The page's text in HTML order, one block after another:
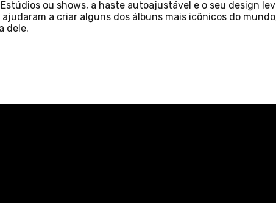
ou shows, a haste autoajustável e o seu design
a criar alguns dos álbuns mais icônicos do
dele.